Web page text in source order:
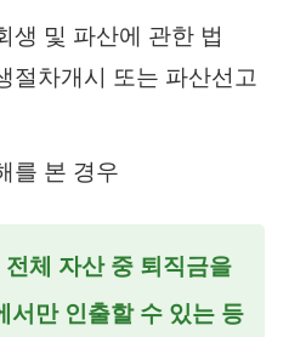
생 및 파산에 관한 법
절차개시 또는 파산선고
를 본 경우
체 자산 중 퇴직금을
서만 인출할 수 있는 등